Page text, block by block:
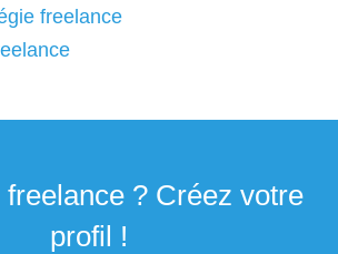
freelance
freelance ? Créez votre
profil !